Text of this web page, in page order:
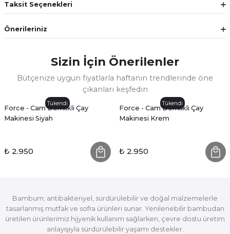
Taksit Seçenekleri
Önerileriniz
Sizin İçin Önerilenler
Bütçenize uygun fiyatlarla haftanın trendlerinde öne
çıkanları keşfedin
Tükendi
Force - Cam Demlikli Çay
Makinesi Siyah
₺ 2.950
Tükendi
Force - Cam Demlikli Çay
Makinesi Krem
₺ 2.950
Bambum; antibakteriyel, sürdürülebilir ve doğal malzemelerle
tasarlanmış mutfak ve sofra ürünleri sunar. Yenilenebilir bambudan
üretilen ürünlerimiz hijyenik kullanım sağlarken, çevre dostu üretim
anlayışıyla sürdürülebilir yaşamı destekler.